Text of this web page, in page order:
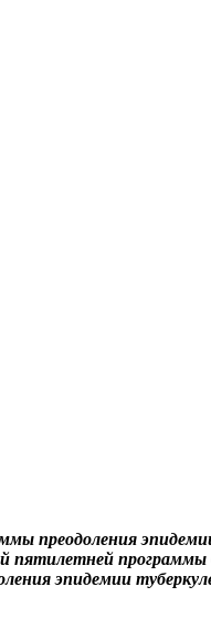
преодоления
программы
эпидемии